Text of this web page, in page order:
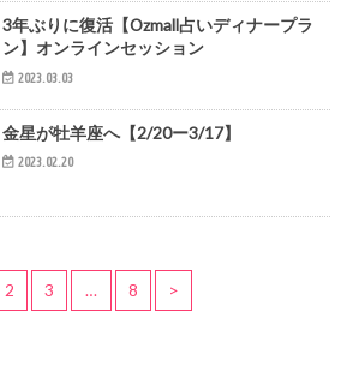
3年ぶりに復活【Ozmall占いディナープラ
ン】オンラインセッション
2023.03.03
金星が牡羊座へ【2/20ー3/17】
2023.02.20
2 3 … 8 >